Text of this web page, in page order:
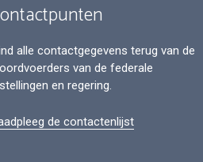
alle contactgegevens terug van de
van de federale
en regering.
de contactenlijst